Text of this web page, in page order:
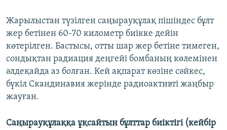
Жарылыстан түзілген саңырауқұлақ пішіндес бұлт
жер бетінен 60-70 километр биікке дейін
көтерілген. Бастысы, отты шар жер бетіне тимеген,
сондықтан радиация деңгейі бомбаның көлемінен
әлдеқайда аз болған. Кей ақпарат көзіне сәйкес,
бүкіл Скандинавия жерінде радиоактивті жаңбыр
жауған.
Саңырауқұлаққа ұқсайтын бұлттар биіктігі (кейбір